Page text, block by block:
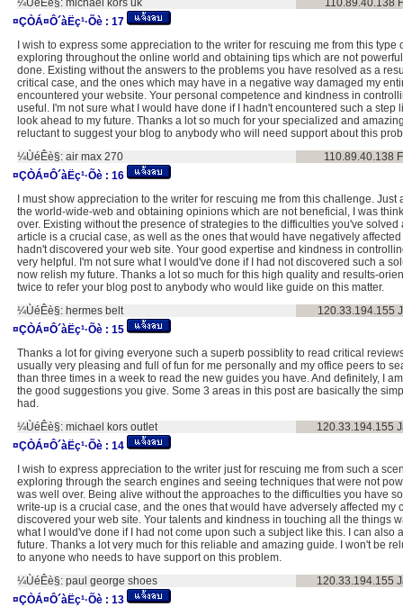
¤ÇÒÁ¤Ô´àËç¹·Õè : 17
I wish to express some appreciation to the writer for rescuing me from this type
exploring throughout the online world and obtaining tips which are not
done. Existing without the answers to the problems you have resolved as a
critical case, and the ones which may have in a negative way damaged my
encountered your website. Your personal competence and kindness in
useful. I'm not sure what I would have done if I hadn't encountered such a step
look ahead to my future. Thanks a lot so much for your specialized and
reluctant to suggest your blog to anybody who will need support about this
¼ÙéÊè§: air max 270 110.89.40.138
¤ÇÒÁ¤Ô´àËç¹·Õè : 16
I must show appreciation to the writer for rescuing me from this challenge. Just
the world-wide-web and obtaining opinions which are not beneficial, I was
over. Existing without the presence of strategies to the difficulties you've solved
article is a crucial case, as well as the ones that would have negatively
hadn't discovered your web site. Your good expertise and kindness in
very helpful. I'm not sure what I would've done if I had not discovered such a
now relish my future. Thanks a lot so much for this high quality and results-
twice to refer your blog post to anybody who would like guide on this matter.
¼ÙéÊè§: hermes belt 120.33.194.155
¤ÇÒÁ¤Ô´àËç¹·Õè : 15
Thanks a lot for giving everyone such a superb possiblity to read critical
usually very pleasing and full of fun for me personally and my office peers to
than three times in a week to read the new guides you have. And definitely, I
the good suggestions you give. Some 3 areas in this post are basically the
had.
¼ÙéÊè§: michael kors outlet 120.33.194.155
¤ÇÒÁ¤Ô´àËç¹·Õè : 14
I wish to express appreciation to the writer just for rescuing me from such a
exploring through the search engines and seeing techniques that were not
was well over. Being alive without the approaches to the difficulties you have
write-up is a crucial case, and the ones that would have adversely affected my
discovered your web site. Your talents and kindness in touching all the things
what I would've done if I had not come upon such a subject like this. I can also
future. Thanks a lot very much for this reliable and amazing guide. I won't be
to anyone who needs to have support on this problem.
¼ÙéÊè§: paul george shoes 120.33.194.155
¤ÇÒÁ¤Ô´àËç¹·Õè : 13